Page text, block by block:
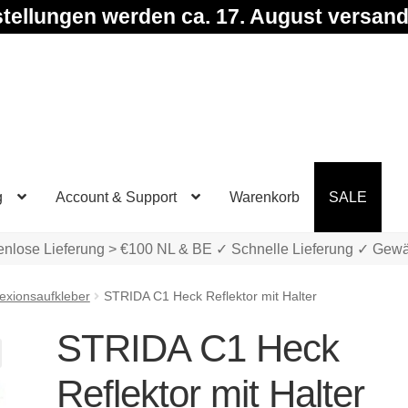
werden ca. 17. August
Account & Support Warenkorb SALE
Lieferung > €100 NL & BE ✓ Schnelle Lieferung ✓
STRIDA C1 Heck Reflektor mit Halter
STRIDA C1 Heck
Reflektor mit Halter